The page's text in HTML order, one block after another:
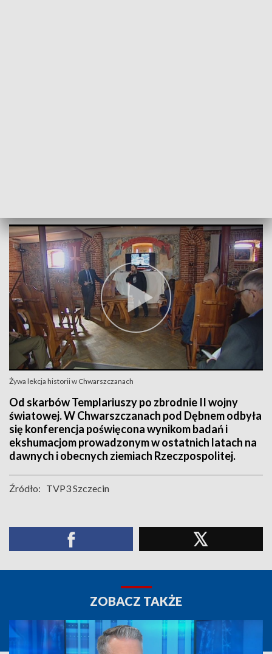
Żywa lekcja historii w Chwarszczanach
Od skarbów Templariuszy po zbrodnie II wojny
światowej. W Chwarszczanach pod Dębnem odbyła
się konferencja poświęcona wynikom badań i
ekshumacjom prowadzonym w ostatnich latach na
dawnych i obecnych ziemiach Rzeczpospolitej.
Źródło: TVP3 Szczecin
ZOBACZ TAKŻE